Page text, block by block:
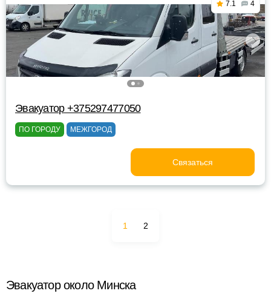
7.1 4
Эвакуатор +375297477050
ПО ГОРОДУ МЕЖГОРОД
Связаться
1 2
Эвакуатор около Минска